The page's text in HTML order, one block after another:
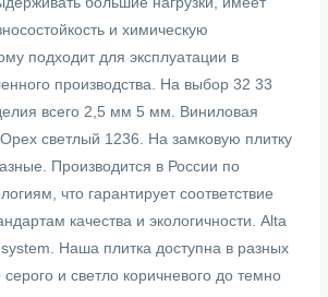
и химическую
подходит для эксплуатации в
производства. На выбор 32 33
всего 2,5 мм 5 мм. Виниловая
светлый 1236. На замковую плитку
Производится в России по
что гарантирует соответствие
качества и экологичности. Alta
Наша плитка доступна в разных
серого и светло коричневого до темно